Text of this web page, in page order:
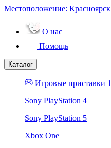
Местоположение: Красноярск
О нас
Помощь
Каталог
Игровые приставки 1
Sony PlayStation 4
Sony PlayStation 5
Xbox One